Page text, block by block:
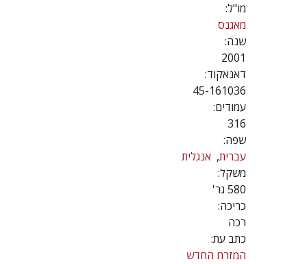
מו"ל:
מאגנס
שנה:
2001
דאנאקוד:
45-161036
עמודים:
316
שפה:
עברית אנגלית
משקל:
580 גר'
כריכה:
רכה
כתב עת:
המזרח החדש